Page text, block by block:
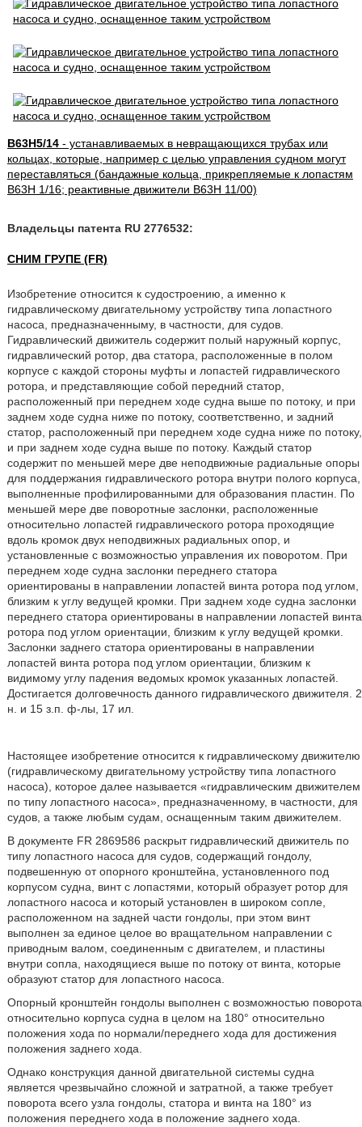
B63H5/14- устанавливаемых в невращающихся трубах или
кольцах, которые, например с целью управления судном могут
переставляться (бандажные кольца, прикрепляемые к лопастям
B63H 1/16; реактивные движители B63H 11/00)
Владельцы патента RU 2776532:
СНИМ ГРУПЕ (FR)
Изобретение относится к судостроению, а именно к
гидравлическому двигательному устройству типа лопастного
насоса, предназначенныму, в частности, для судов.
Гидравлический движитель содержит полый наружный корпус,
гидравлический ротор, два статора, расположенные в полом
корпусе с каждой стороны муфты и лопастей гидравлического
ротора, и представляющие собой передний статор,
расположенный при переднем ходе судна выше по потоку, и при
заднем ходе судна ниже по потоку, соответственно, и задний
статор, расположенный при переднем ходе судна ниже по потоку,
и при заднем ходе судна выше по потоку. Каждый статор
содержит по меньшей мере две неподвижные радиальные опоры
для поддержания гидравлического ротора внутри полого корпуса,
выполненные профилированными для образования пластин. По
меньшей мере две поворотные заслонки, расположенные
относительно лопастей гидравлического ротора проходящие
вдоль кромок двух неподвижных радиальных опор, и
установленные с возможностью управления их поворотом. При
переднем ходе судна заслонки переднего статора
ориентированы в направлении лопастей винта ротора под углом,
близким к углу ведущей кромки. При заднем ходе судна заслонки
переднего статора ориентированы в направлении лопастей винта
ротора под углом ориентации, близким к углу ведущей кромки.
Заслонки заднего статора ориентированы в направлении
лопастей винта ротора под углом ориентации, близким к
видимому углу падения ведомых кромок указанных лопастей.
Достигается долговечность данного гидравлического движителя. 2
н. и 15 з.п. ф-лы, 17 ил.
Настоящее изобретение относится к гидравлическому движителю
(гидравлическому двигательному устройству типа лопастного
насоса), которое далее называется «гидравлическим движителем
по типу лопастного насоса», предназначенному, в частности, для
судов, а также любым судам, оснащенным таким движителем.
В документе FR 2869586 раскрыт гидравлический движитель по
типу лопастного насоса для судов, содержащий гондолу,
подвешенную от опорного кронштейна, установленного под
корпусом судна, винт с лопастями, который образует ротор для
лопастного насоса и который установлен в широком сопле,
расположенном на задней части гондолы, при этом винт
выполнен за единое целое во вращательном направлении с
приводным валом, соединенным с двигателем, и пластины
внутри сопла, находящиеся выше по потоку от винта, которые
образуют статор для лопастного насоса.
Опорный кронштейн гондолы выполнен с возможностью поворота
относительно корпуса судна в целом на 180° относительно
положения хода по нормали/переднего хода для достижения
положения заднего хода.
Однако конструкция данной двигательной системы судна
является чрезвычайно сложной и затратной, а также требует
поворота всего узла гондолы, статора и винта на 180° из
положения переднего хода в положение заднего хода.